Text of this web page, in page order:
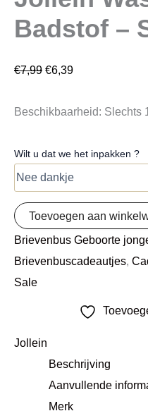
Badstof –
€7,99 €6,39
Beschikbaarheid: Slechts
Wilt u dat we het inpakken ?
Toevoegen aan
Brievenbus Geboorte
Brievenbuscadeautjes
Sale
Jollein
Beschrijving
Aanvullende
Merk